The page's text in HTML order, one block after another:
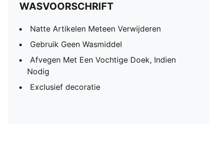
WASVOORSCHRIFT
Natte Artikelen Meteen Verwijderen
Gebruik Geen Wasmiddel
Afvegen Met Een Vochtige Doek, Indien
Nodig
Exclusief decoratie